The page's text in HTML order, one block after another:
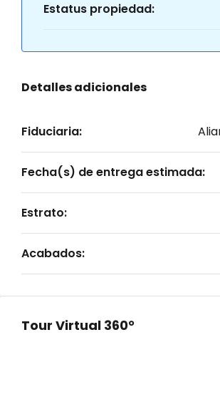
Estatus propiedad:
Detalles adicionales
Fiduciaria:
Fecha(s) de entrega estimada:
Estrato:
Acabados:
Tour Virtual 360°